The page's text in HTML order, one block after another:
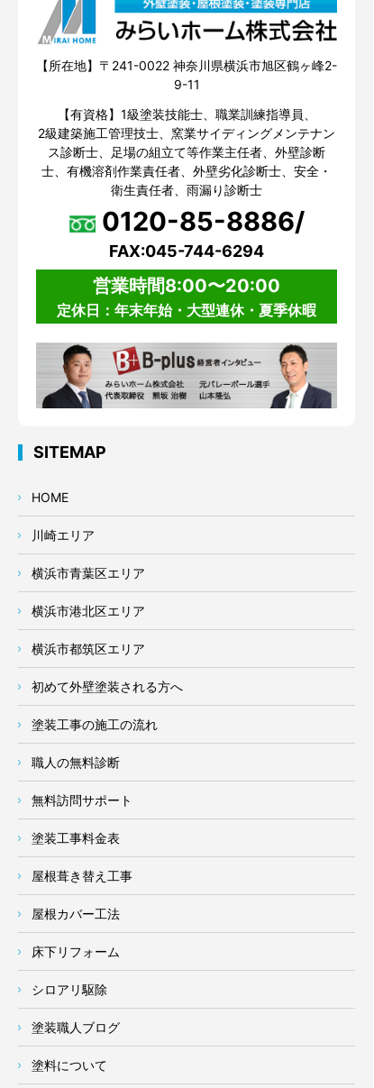
【所在地】〒241-0022 神奈川県横浜市旭区鶴ヶ峰2-
9-11
【有資格】1級塗装技能士、職業訓練指導員、
2級建築施工管理技士、窯業サイディングメンテナン
ス診断士、足場の組立て等作業主任者、外壁診断
士、有機溶剤作業責任者、外壁劣化診断士、安全・
衛生責任者、雨漏り診断士
0120-85-8886/
FAX:045-744-6294
営業時間8:00〜20:00
定休日：年末年始・大型連休・夏季休暇
SITEMAP
HOME
川崎エリア
横浜市青葉区エリア
横浜市港北区エリア
横浜市都筑区エリア
初めて外壁塗装される方へ
塗装工事の施工の流れ
職人の無料診断
無料訪問サポート
塗装工事料金表
屋根葺き替え工事
屋根カバー工法
床下リフォーム
シロアリ駆除
塗装職人ブログ
塗料について